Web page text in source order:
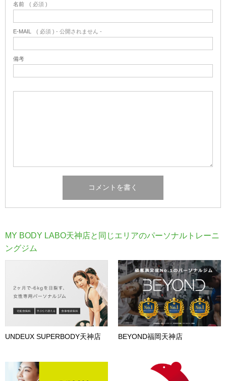
名前 ( 必須 )
E-MAIL ( 必須 ) - 公開されません -
備考
MY BODY LABO天神店と同じエリアのパーソナルトレーニ
ングジム
UNDEUX SUPERBODY天神店 BEYOND福岡天神店